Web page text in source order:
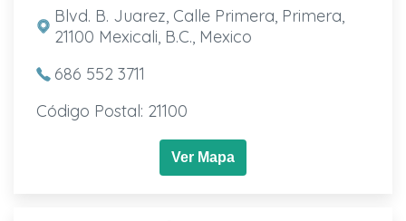
Blvd. B. Juarez, Calle Primera, Primera,
21100 Mexicali, B.C., Mexico
686 552 3711
Código Postal: 21100
Ver Mapa